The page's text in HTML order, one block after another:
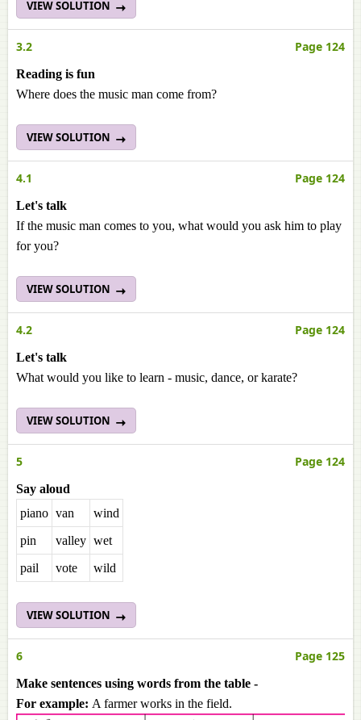
VIEW SOLUTION
3.2 Page 124
Reading is fun
Where does the music man come from?
VIEW SOLUTION
4.1 Page 124
Let's talk
If the music man comes to you, what would you ask him to play
for you?
VIEW SOLUTION
4.2 Page 124
Let's talk
What would you like to learn - music, dance, or karate?
VIEW SOLUTION
5 Page 124
Say aloud
piano van
wind
pin
valley wet
pail
vote wild
VIEW SOLUTION
6 Page 125
Make sentences using words from the table -
For example: A farmer works in the field.